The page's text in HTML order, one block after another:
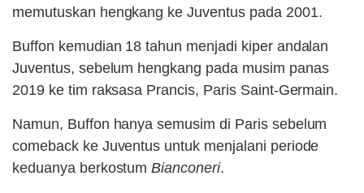
memutuskan hengkang ke Juventus pada 2001.
Buffon kemudian 18 tahun menjadi kiper andalan
Juventus, sebelum hengkang pada musim panas
2019 ke tim raksasa Prancis, Paris Saint-Germain.
Namun, Buffon hanya semusim di Paris sebelum
comeback ke Juventus untuk menjalani periode
keduanya berkostumBianconeri.